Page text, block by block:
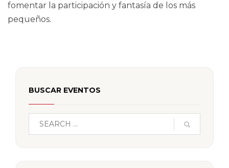
fomentar la participación y fantasía de los más
pequeños.
BUSCAR EVENTOS